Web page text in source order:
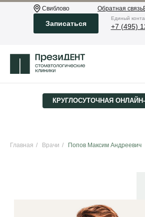
Обратная связь
Eдиный
+7 (495)
Свиблово
Записаться
КРУГЛОСУТОЧНАЯ
Главная / Врачи / Попов Максим Андреевич